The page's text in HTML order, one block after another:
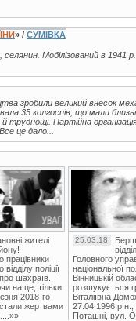
» / СУМІВКА
селянин. Мобілізований в 1941
зробили великий внесок
35 колгоспів, що мали
й труднощі. Партійна
це дало...
жителі
працівники
поліції
шахраїв.
на це, тільки
2018-го
жертвами
25.03.18
Головного
національної
Вінницькій
розшукується
Віталіївна
27.04.1996 р.н.,
Поташні, вул.